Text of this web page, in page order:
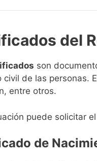
del
son
civil de las personas.
entre otros.
puede solicitar
de